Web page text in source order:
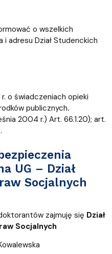
o wszelkich
adresu Dział Studenckich
o świadczeniach opieki
publicznych.
2004 r.) Art. 66.1.20); art.
UG – Dział
Socjalnych
zajmuję się Dział
Socjalnych